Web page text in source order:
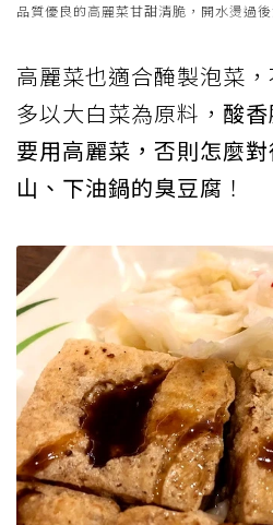
品質優良的高麗菜甘甜清脆，開水燙過
高麗菜也適合醃製泡菜
多以大白菜為原料， 酸
要用高麗菜，否則怎麼
山、下油鍋的臭豆腐 ！